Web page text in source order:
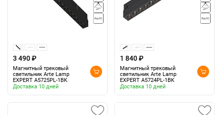
3 490 ₽
Магнитный трековый
светильник Arte Lamp
EXPERT A5725PL-1BK
Доставка 10 дней
1 840 ₽
Магнитный трековый
светильник Arte Lamp
EXPERT A5724PL-1BK
Доставка 10 дней